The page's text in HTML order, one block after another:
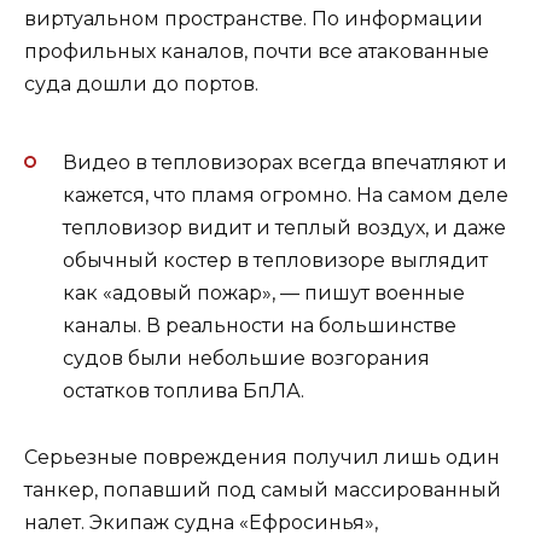
виртуальном пространстве. По информации
профильных каналов, почти все атакованные
суда дошли до портов.
Видео в тепловизорах всегда впечатляют и
кажется, что пламя огромно. На самом деле
тепловизор видит и теплый воздух, и даже
обычный костер в тепловизоре выглядит
как «адовый пожар», — пишут военные
каналы. В реальности на большинстве
судов были небольшие возгорания
остатков топлива БпЛА.
Серьезные повреждения получил лишь один
танкер, попавший под самый массированный
налет. Экипаж судна «Ефросинья»,